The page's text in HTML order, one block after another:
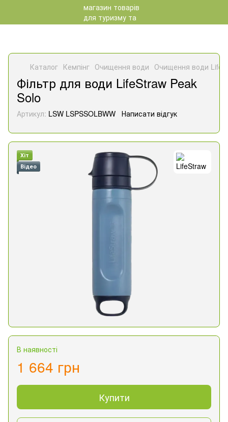
Каталог Кемпінг Очищення води Очищення води
Фільтр для води LifeStraw Peak
Solo
Артикул: LSW LSPSSOLBWW Написати відгук
Хіт
Відео
В наявності
1 664 грн
Купити